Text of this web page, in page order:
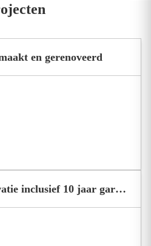
en gerenoveerd
Volledige kelderrenovatie inclusief 10 jaar garantie